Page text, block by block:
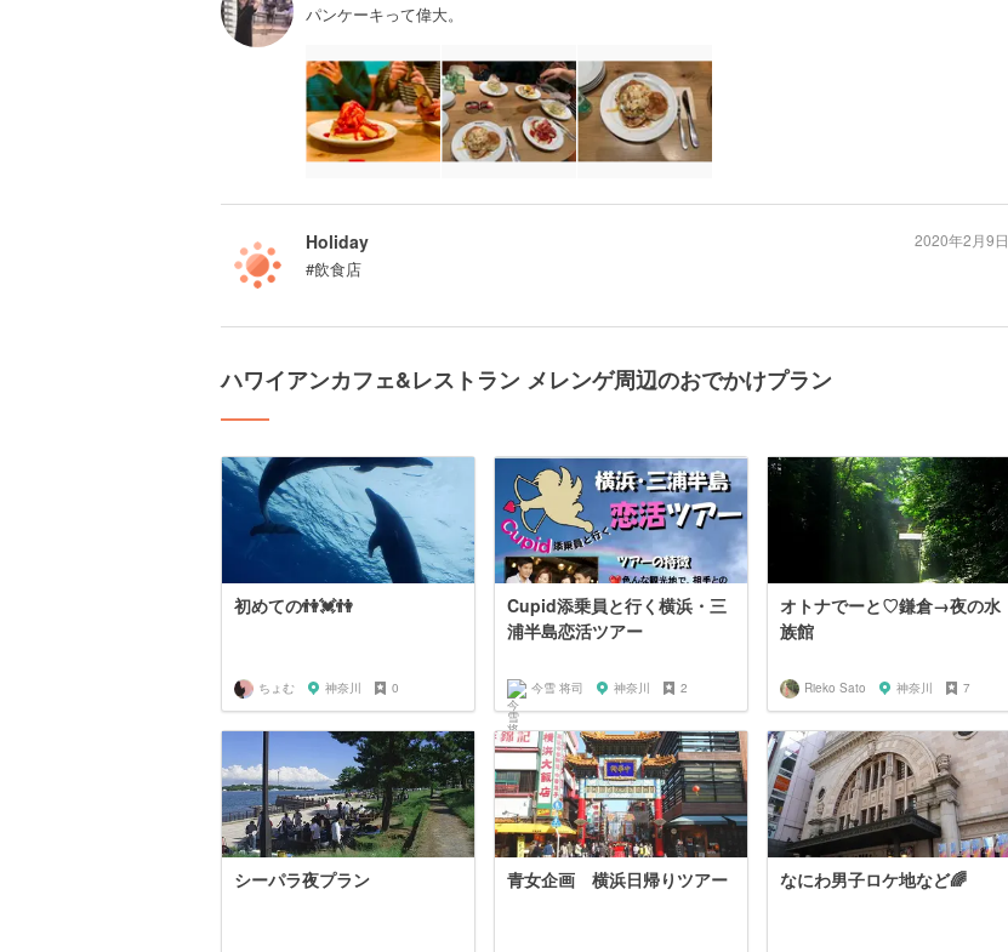
パンケーキって偉大。
Holiday
#飲食店
2020年2月9日
ハワイアンカフェ&レストラン メレンゲ周辺のおでかけプラン
初めての👫💓👫
ちょむ 神奈川 0
Cupid添乗員と行く横浜・三
浦半島恋活ツアー
今雪 将司 神奈川 2
オトナでーと♡鎌倉→夜の水
族館
Rieko Sato 神奈川 7
シーパラ夜プラン 青女企画 横浜日帰りツアー なにわ男子ロケ地など🌈